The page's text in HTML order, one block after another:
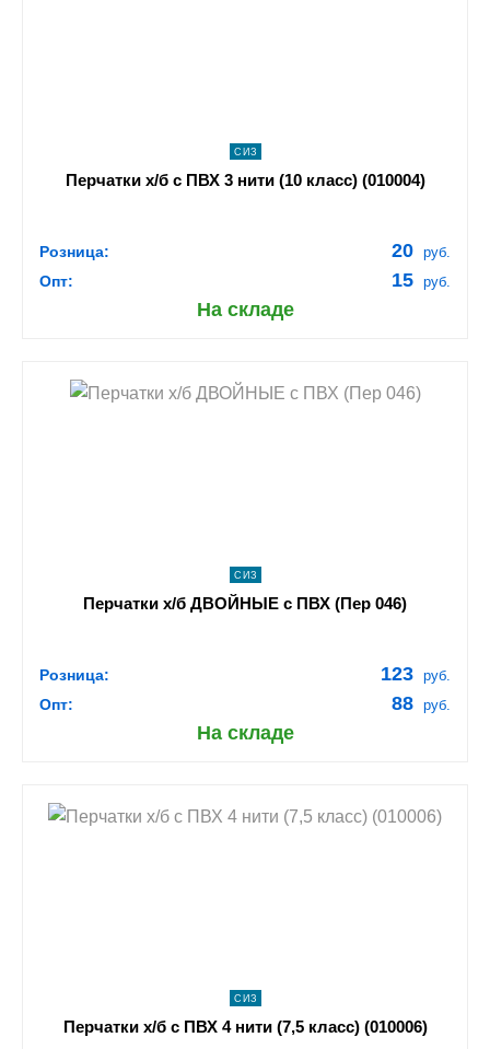
СИЗ
Перчатки х/б с ПВХ 3 нити (10 класс) (010004)
Розница: 20 руб.
Опт: 15 руб.
На складе
shopping_cart В КОРЗИНУ
СИЗ
Перчатки х/б ДВОЙНЫЕ с ПВХ (Пер 046)
Розница: 123 руб.
Опт: 88 руб.
На складе
shopping_cart В КОРЗИНУ
СИЗ
Перчатки х/б с ПВХ 4 нити (7,5 класс) (010006)